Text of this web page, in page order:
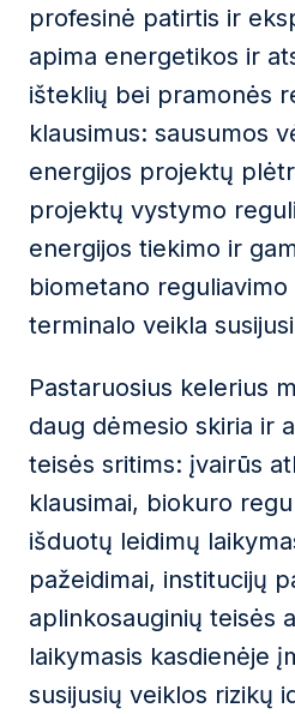
Siųsti žinutę
profesinė patirtis ir
apima energetikos ir
išteklių bei pramonės
klausimus: sausumos
energijos projektų
projektų vystymo
energijos tiekimo ir
biometano
terminalo veikla
Pastaruosius kelerius
daug dėmesio skiria ir
teisės sritims: įvairūs
klausimai, biokuro
išduotų leidimų
pažeidimai, institucijų
aplinkosauginių teisės
laikymasis kasdienėje
susijusių veiklos rizikų